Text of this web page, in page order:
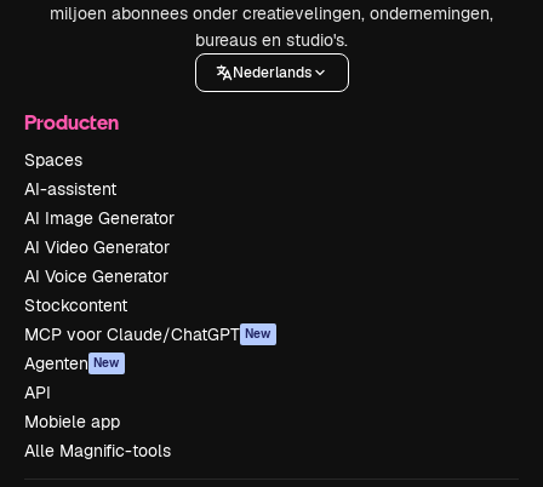
miljoen abonnees onder creatievelingen, ondernemingen,
bureaus en studio's.
Nederlands
Producten
Spaces
AI-assistent
AI Image Generator
AI Video Generator
AI Voice Generator
Stockcontent
MCP voor Claude/ChatGPT New
Agenten New
API
Mobiele app
Alle Magnific-tools